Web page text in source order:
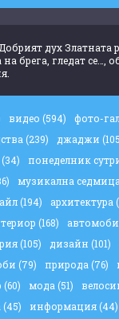
дух Златната
на брега, гледат се…,
видео (594) фото-
(239) джаджи
(34) понеделник
музикална седмица
(194) архитектура
(168)
(105) дизайн (101)
(79) природа (76)
(60) мода (51)
(45) информация(44)